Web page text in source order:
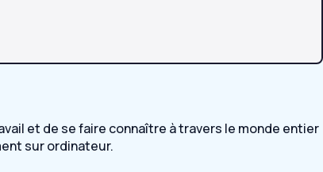
et de se faire connaître à travers le monde entier
sur ordinateur.